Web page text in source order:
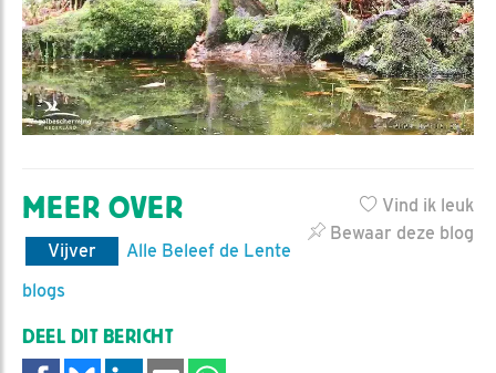
Vind ik leuk
Bewaar deze blog
MEER OVER
Vijver
Alle Beleef de Lente
blogs
DEEL DIT BERICHT